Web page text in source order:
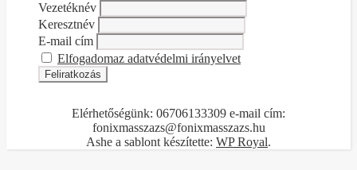
Vezetéknév
Keresztnév
E-mail cím
Elfogadomaz adatvédelmi irányelvet
Elérhetőségünk: 06706133309 e-mail cím:
fonixmasszazs@fonixmasszazs.hu
Ashe a sablont készítette: WP Royal.